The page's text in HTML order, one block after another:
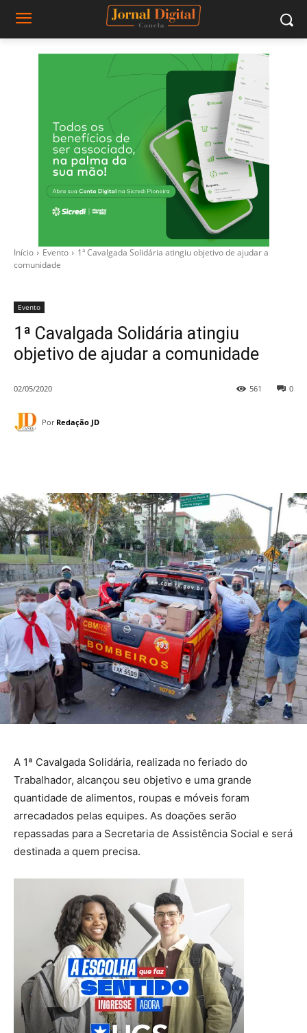
Início Evento
1ª Cavalgada Solidária atingiu objetivo de ajudar a
comunidade
Evento
1ª Cavalgada Solidária atingiu
objetivo de ajudar a comunidade
02/05/2020 0
561
Por Redação JD
A 1ª Cavalgada Solidária, realizada no feriado do
Trabalhador, alcançou seu objetivo e uma grande
quantidade de alimentos, roupas e móveis foram
arrecadados pelas equipes. As doações serão
repassadas para a Secretaria de Assistência Social e será
destinada a quem precisa.